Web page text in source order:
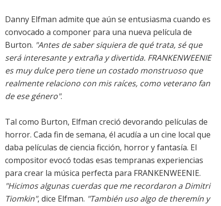
Danny Elfman admite que aún se entusiasma cuando es
convocado a componer para una nueva película de
Burton. "Antes de saber siquiera de qué trata, sé que
será interesante y extraña y divertida. FRANKENWEENIE
es muy dulce pero tiene un costado monstruoso que
realmente relaciono con mis raíces, como veterano fan
de ese género".
Tal como Burton, Elfman creció devorando películas de
horror. Cada fin de semana, él acudía a un cine local que
daba películas de ciencia ficción, horror y fantasía. El
compositor evocó todas esas tempranas experiencias
para crear la música perfecta para FRANKENWEENIE.
"Hicimos algunas cuerdas que me recordaron a Dimitri
Tiomkin", dice Elfman. "También uso algo de theremín y